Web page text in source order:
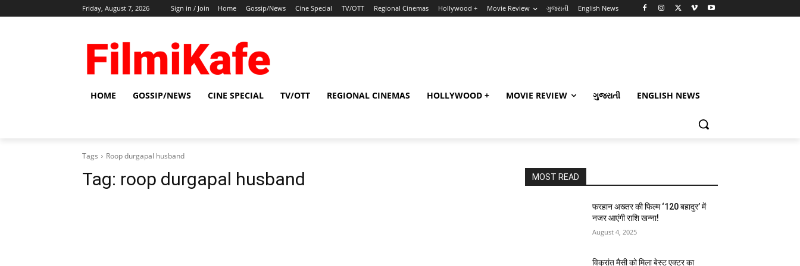
Friday, August 7, 2026 Sign in / Join Home Gossip/News Cine Special TV/OTT Regional Cinemas Hollywood + Movie Review ગુજરાતી English News
HOME GOSSIP/NEWS CINE SPECIAL TV/OTT REGIONAL CINEMAS HOLLYWOOD + MOVIE REVIEW ગુજરાતી ENGLISH NEWS
Tags Roop durgapal husband
Tag: roop durgapal husband MOST READ
फरहान अख्तर की फिल्म ‘120 बहादुर’ में
नजर आएंगी राशि खन्ना!
August 4, 2025
विक्रांत मैसी को मिला बेस्ट एक्टर का